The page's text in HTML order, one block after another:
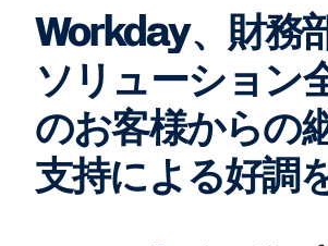
Workday、財務
ソリューション
のお客様からの
支持による好調